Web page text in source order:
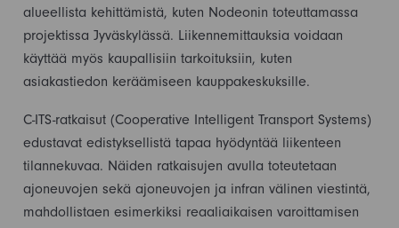
alueellista kehittämistä, kuten Nodeonin toteuttamassa
projektissa Jyväskylässä. Liikennemittauksia voidaan
käyttää myös kaupallisiin tarkoituksiin, kuten
asiakastiedon keräämiseen kauppakeskuksille.
C-ITS-ratkaisut (Cooperative Intelligent Transport Systems)
edustavat edistyksellistä tapaa hyödyntää liikenteen
tilannekuvaa. Näiden ratkaisujen avulla toteutetaan
ajoneuvojen sekä ajoneuvojen ja infran välinen viestintä,
mahdollistaen esimerkiksi reaaliaikaisen varoittamisen